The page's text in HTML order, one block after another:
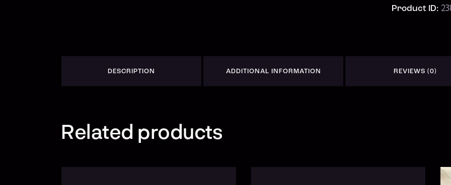
Product ID:
DESCRIPTION ADDITIONAL INFORMATION REVIEWS (0)
Related products